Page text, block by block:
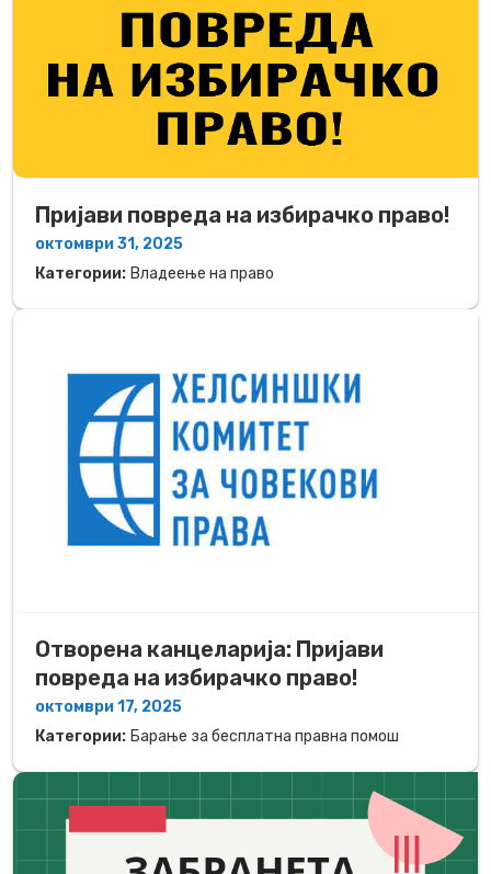
Пријави повреда на избирачко право!
октомври 31, 2025
Категории: Владеење на право
Отворена канцеларија: Пријави
повреда на избирачко право!
октомври 17, 2025
Категории: Барање за бесплатна правна помош